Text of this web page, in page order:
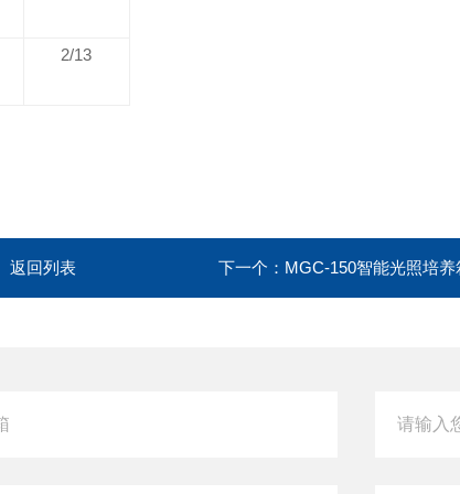
2/13
返回列表 下一个： MGC-150智能光照培养